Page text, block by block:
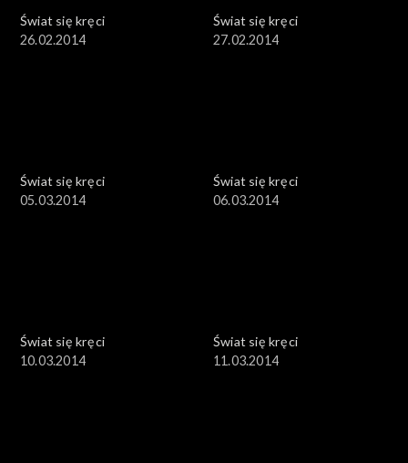
Świat się kręci
26.02.2014
Świat się kręci
27.02.2014
Świat się kręci
05.03.2014
Świat się kręci
06.03.2014
Świat się kręci
10.03.2014
Świat się kręci
11.03.2014